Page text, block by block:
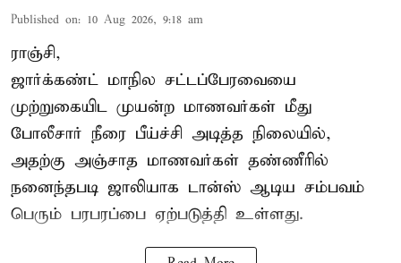
Published on: 10 Aug 2026, 9:18 am
ராஞ்சி,
ஜார்க்கண்ட் மாநில சட்டப்பேரவையை
முற்றுகையிட முயன்ற மாணவர்கள் மீது
போலீசார் நீரை பீய்ச்சி அடித்த நிலையில்,
அதற்கு அஞ்சாத மாணவர்கள் தண்ணீரில்
நனைந்தபடி ஜாலியாக டான்ஸ் ஆடிய சம்பவம்
பெரும் பரபரப்பை ஏற்படுத்தி உள்ளது.